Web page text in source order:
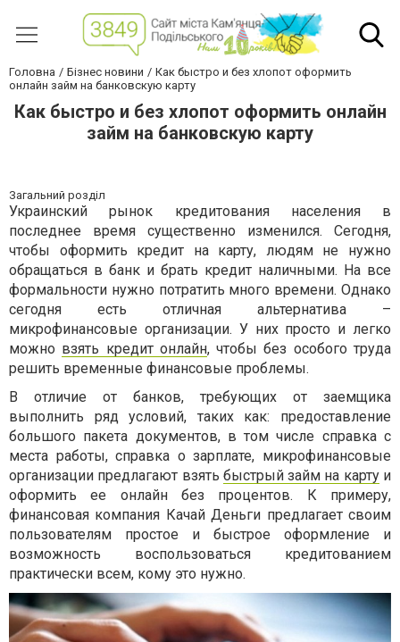
Головна Бізнес новини
Как быстро и без хлопот оформить
онлайн займ на банковскую карту
Как быстро и без хлопот оформить онлайн
займ на банковскую карту
Загальний розділ
Украинский рынок кредитования населения в
последнее время существенно изменился. Сегодня,
чтобы оформить кредит на карту, людям не нужно
обращаться в банк и брать кредит наличными. На все
формальности нужно потратить много времени. Однако
сегодня есть отличная альтернатива –
микрофинансовые организации. У них просто и легко
можно взять кредит онлайн, чтобы без особого труда
решить временные финансовые проблемы.
В отличие от банков, требующих от заемщика
выполнить ряд условий, таких как: предоставление
большого пакета документов, в том числе справка с
места работы, справка о зарплате, микрофинансовые
организации предлагают взять быстрый займ на картуи
оформить ее онлайн без процентов. К примеру,
финансовая компания Качай Деньги предлагает своим
пользователям простое и быстрое оформление и
возможность воспользоваться кредитованием
практически всем, кому это нужно.